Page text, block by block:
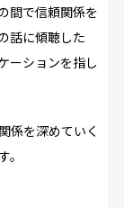
間で信頼関係を
話に傾聴した
ーションを指し
係を深めていく